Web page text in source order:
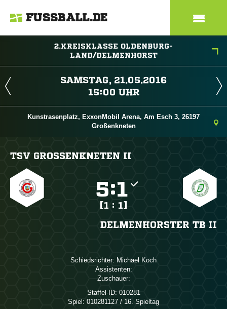
FUSSBALL.DE
2.KREISKLASSE OLDENBURG-
LAND/DELMENHORST
 
 
Kunstrasenplatz, ExxonMobil Arena, Am Esch 3, 26197
Großenkneten
TSV GROSSENKNETEN II
:
[1 : 1]
DELMENHORSTER TB II
Schiedsrichter:  
Assistenten:
Zuschauer:
Staffel-ID: 010281
Spiel: 010281127 / 16. Spieltag